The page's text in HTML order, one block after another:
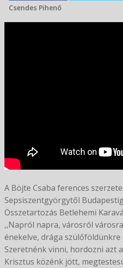
A Böjte Csaba ferences
Sepsiszentgyörgytől
Összetartozás Betlehemi
,,Napról napra, városról
énekelve, drága szülőföldünkre
Szeretnénk vinni, hordozni azt
Krisztus közénk jött,
Csendes Pihenő